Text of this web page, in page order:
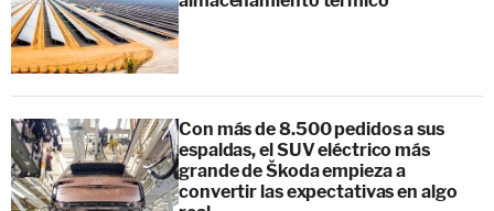
Con más de 8.500 pedidos a sus
espaldas, el SUV eléctrico más
grande de Škoda empieza a
convertir las expectativas en algo